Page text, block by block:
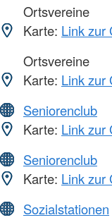
Ortsvereine
Karte: Link zur
Ortsvereine
Karte: Link zur
Seniorenclub
Karte: Link zur
Seniorenclub
Karte: Link zur
Sozialstationen